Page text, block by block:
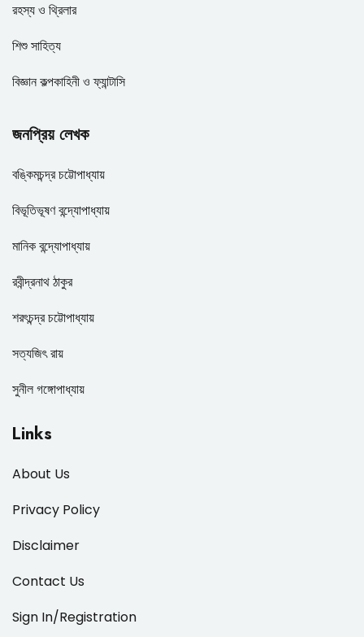
রহস্য ও থ্রিলার
শিশু সাহিত্য
বিজ্ঞান কল্পকাহিনী ও ফ্যান্টাসি
জনপ্রিয় লেখক
বঙ্কিমচন্দ্র চট্টোপাধ্যায়
বিভূতিভূষণ বন্দ্যোপাধ্যায়
মানিক বন্দ্যোপাধ্যায়
রবীন্দ্রনাথ ঠাকুর
শরৎচন্দ্র চট্টোপাধ্যায়
সত্যজিৎ রায়
সুনীল গঙ্গোপাধ্যায়
Links
About Us
Privacy Policy
Disclaimer
Contact Us
Sign In/Registration